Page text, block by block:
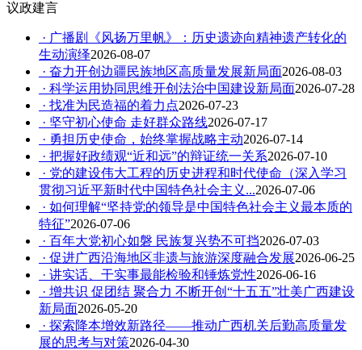
议政建言
· 广播剧《风扬万里帆》：历史遗迹向精神遗产转化的
生动演绎2026-08-07
· 奋力开创边疆民族地区高质量发展新局面2026-08-03
· 科学运用协同思维开创法治中国建设新局面2026-07-28
· 找准为民造福的着力点2026-07-23
· 坚守初心使命 走好群众路线2026-07-17
· 勇担历史使命，始终掌握战略主动2026-07-14
· 把握好政绩观“近和远”的辩证统一关系2026-07-10
· 党的建设伟大工程的历史进程和时代使命（深入学习
贯彻习近平新时代中国特色社会主义...2026-07-06
· 如何理解“坚持党的领导是中国特色社会主义最本质的
特征”2026-07-06
· 百年大党初心如磐 民族复兴势不可挡2026-07-03
· 促进广西沿海地区非遗与旅游深度融合发展2026-06-25
· 讲实话、干实事最能检验和锤炼党性2026-06-16
· 增共识 促团结 聚合力 不断开创“十五五”壮美广西建设
新局面2026-05-20
· 探索降本增效新路径——推动广西机关后勤高质量发
展的思考与对策2026-04-30